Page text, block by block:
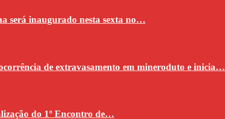
será inaugurado nesta sexta no…
de extravasamento em mineroduto e inicia…
do 1º Encontro de…